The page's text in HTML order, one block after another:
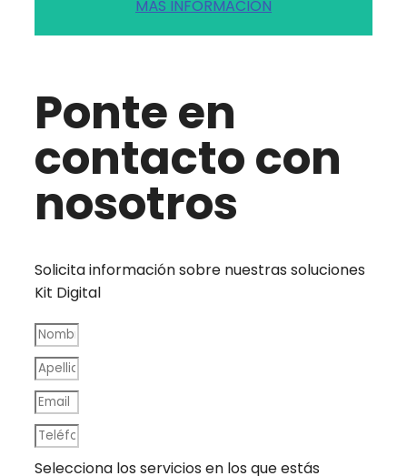
MÁS INFORMACIÓN
Ponte en
contacto con
nosotros
Solicita información sobre nuestras soluciones
Kit Digital
Selecciona los servicios en los que estás